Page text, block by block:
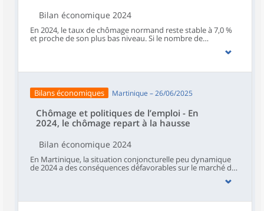
Bilan économique 2024
En 2024, le taux de chômage normand reste stable à 7,0 %
et proche de son plus bas niveau. Si le nombre de
demandeurs d’emploi progresse en catégorie A, en
particulier chez les plus jeunes et les hommes, le nombre
trois dernières années. Malgré ce climat légèrement moins
progresser avec, pour la première fois, plus de
40 000 nouveaux contrats. Les autres mesures pour l’emploi
d’engagement jeune et le contrat de professionnalisation.
Les difficultés de recrutement persistent dans les mêmes
secteurs d’activité qu’en 2023, mais avec une aggravation
Bilans économiques Martinique – 26/06/2025
Chômage et politiques de l’emploi - En
2024, le chômage repart à la hausse
Bilan économique 2024
En Martinique, la situation conjoncturelle peu dynamique
de 2024 a des conséquences défavorables sur le marché du
travail. Le taux de chômage repart à la hausse, ainsi que le
nombre de demandeurs d’emploi inscrits à France Travail
continue de subventionner certains types d’emplois aux